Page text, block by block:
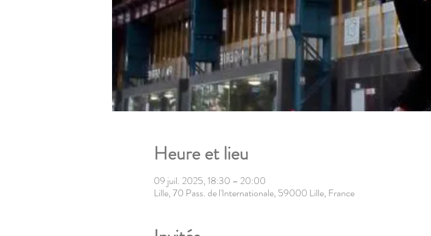
Heure et lieu
09 juil. 2025, 18:30 – 20:00
Lille, 70 Pass. de l'Internationale, 59000 Lille, France